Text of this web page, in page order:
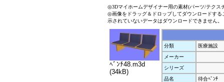
◎3Dマイホームデザイナー用の素材(パーツ/テクス
◎画像をドラッグ＆ドロップしてダウンロードす
示されていないデータはダウンロードできません。
ﾍﾞﾝﾁ48.m3d
(34kB)
分類
医療施設
メーカー
シリーズ
品名
待合ﾍﾞﾝﾁ